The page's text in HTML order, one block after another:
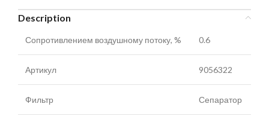
Description
Сопротивлением воздушному потоку, % 0.6
Артикул 9056322
Фильтр Сепаратор